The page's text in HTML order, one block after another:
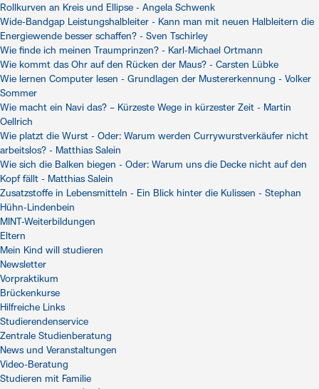
Rollkurven an Kreis und Ellipse - Angela Schwenk
Wide-Bandgap Leistungshalbleiter - Kann man mit neuen Halbleitern die
Energiewende besser schaffen? - Sven Tschirley
Wie finde ich meinen Traumprinzen? - Karl-Michael Ortmann
Wie kommt das Ohr auf den Rücken der Maus? - Carsten Lübke
Wie lernen Computer lesen - Grundlagen der Mustererkennung - Volker
Sommer
Wie macht ein Navi das? – Kürzeste Wege in kürzester Zeit - Martin
Oellrich
Wie platzt die Wurst - Oder: Warum werden Currywurstverkäufer nicht
arbeitslos? - Matthias Salein
Wie sich die Balken biegen - Oder: Warum uns die Decke nicht auf den
Kopf fällt - Matthias Salein
Zusatzstoffe in Lebensmitteln - Ein Blick hinter die Kulissen - Stephan
Hühn-Lindenbein
MINT-Weiterbildungen
Eltern
Mein Kind will studieren
Newsletter
Vorpraktikum
Brückenkurse
Hilfreiche Links
Studierendenservice
Zentrale Studienberatung
News und Veranstaltungen
Video-Beratung
Studieren mit Familie